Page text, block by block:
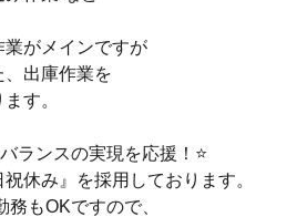
がメインですが
出庫作業を
す。
ランスの実現を応援！⭐
休み』を採用しております。
もOKですので、